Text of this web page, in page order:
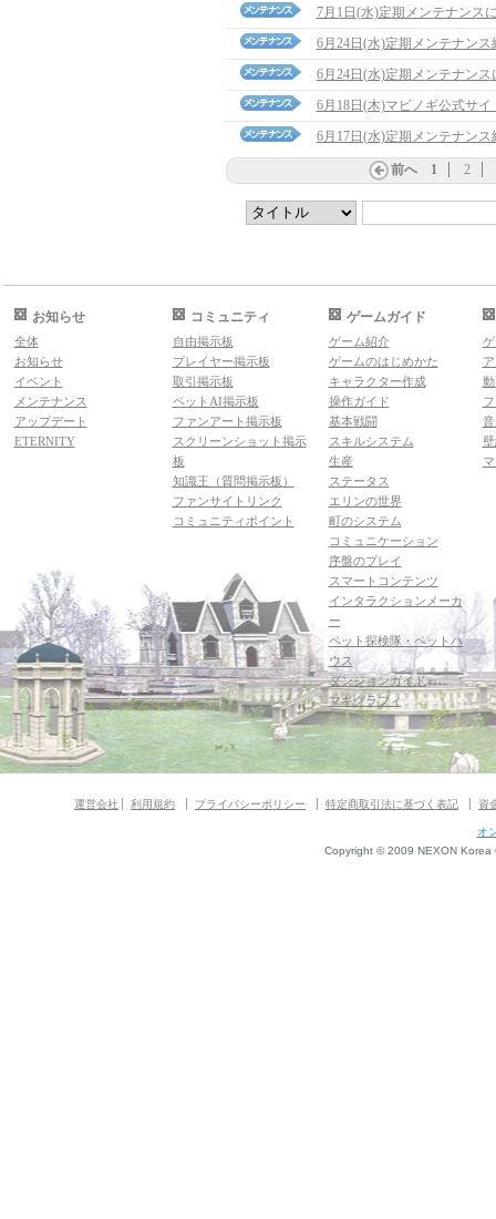
7月1日(水)定期メンテナンス
6月24日(水)定期メンテナン
6月24日(水)定期メンテナンス
6月18日(木)マビノギ公式サ
6月17日(水)定期メンテナン
前へ 1 2
お知らせ
全体
お知らせ
イベント
メンテナンス
アップデート
ETERNITY
コミュニティ
自由掲示板
プレイヤー掲示板
取引掲示板
ペットAI掲示板
ファンアート掲示板
スクリーンショット掲示
板
知識王（質問掲示板）
ファンサイトリンク
コミュニティポイント
ゲームガイド
ゲーム紹介
ゲームのはじめかた
キャラクター作成
操作ガイド
基本戦闘
スキルシステム
生産
ステータス
エリンの世界
町のシステム
コミュニケーション
序盤のプレイ
スマートコンテンツ
インタラクションメーカ
ー
ペット探検隊・ペットハ
ウス
ダンジョンガイド
マギグラフィ
運営会社 利用規約 プライバシーポリシー 特定商取引法に基づく表記 資
オ
Copyright © 2009 NEXON Korea